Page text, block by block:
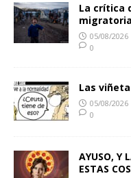
La crítica
05/08/2026
0
Las
05/08/2026
0
AYUSO, Y
ESTAS